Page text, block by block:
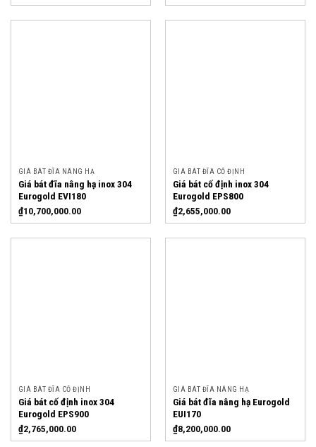
GIÁ BÁT ĐĨA NÂNG HẠ
Giá bát đĩa nâng hạ inox 304
Eurogold EVI180
₫10,700,000.00
GIÁ BÁT ĐĨA CỐ ĐỊNH
Giá bát cố định inox 304
Eurogold EPS800
₫2,655,000.00
GIÁ BÁT ĐĨA CỐ ĐỊNH
Giá bát cố định inox 304
Eurogold EPS900
₫2,765,000.00
GIÁ BÁT ĐĨA NÂNG HẠ
Giá bát đĩa nâng hạ Eurogold
EUI170
₫8,200,000.00